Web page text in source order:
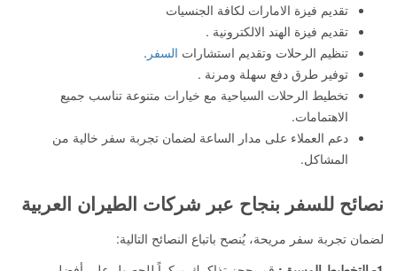
تقديم فيزة الامارات لكافة الجنسيات
تقديم فيزة الهند الالكترونية .
تنظيم الرحلات وتقديم استشارات السفر .
توفير طرق دفع سهلة ومرنة .
تخطيط الرحلات السياحية مع خيارات متنوعة تناسب جميع
الاهتمامات.
دعم العملاء على مدار الساعة لضمان تجربة سفر خالية من
المشاكل.
نصائح للسفر بنجاح عبر شركات الطيران العربية
لضمان تجربة سفر مريحة، يُنصح باتباع النصائح التالية: